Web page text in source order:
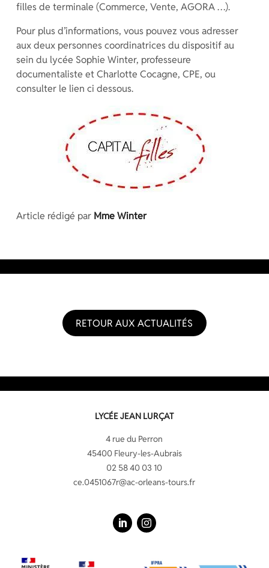
filles de terminale (Commerce, Vente, AGORA …).
Pour plus d’informations, vous pouvez vous adresser
aux deux personnes coordinatrices du dispositif au
sein du lycée Sophie Winter, professeure
documentaliste et Charlotte Cocagne, CPE, ou
consulter le lien ci dessous.
Article rédigé par Mme Winter
RETOUR AUX ACTUALITÉS
LYCÉE JEAN LURÇAT
4 rue du Perron
45400 Fleury-les-Aubrais
02 58 40 03 10
ce.0451067r@ac-orleans-tours.fr